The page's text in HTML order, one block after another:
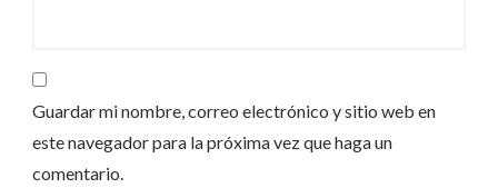
Guardar mi nombre, correo electrónico y sitio web en
este navegador para la próxima vez que haga un
comentario.